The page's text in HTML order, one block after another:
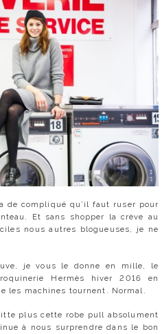
de compliqué qu’il faut ruser pour
Et sans shopper la crève au
nous autres blogueuses, je ne
je vous le donne en mille, le
Hermès hiver 2016 en
les machines tournent. Normal.
plus cette robe pull absolument
à nous surprendre dans le bon